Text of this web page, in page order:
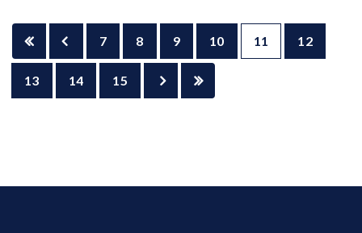
7 8 9 10 11 12
13 14 15